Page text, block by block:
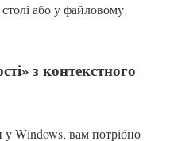
або у файловому
з контекстного
у Windows, вам потрібно